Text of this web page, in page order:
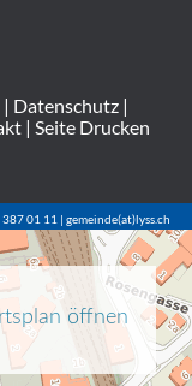
| Datenschutz|
| Seite Drucken
01 11 | gemeinde(at)lyss.ch